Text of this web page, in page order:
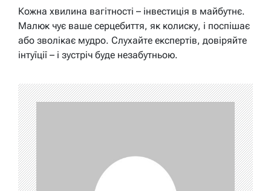
Кожна хвилина вагітності – інвестиція в майбутнє.
Малюк чує ваше серцебиття, як колиску, і поспішає
або зволікає мудро. Слухайте експертів, довіряйте
інтуїції – і зустріч буде незабутньою.